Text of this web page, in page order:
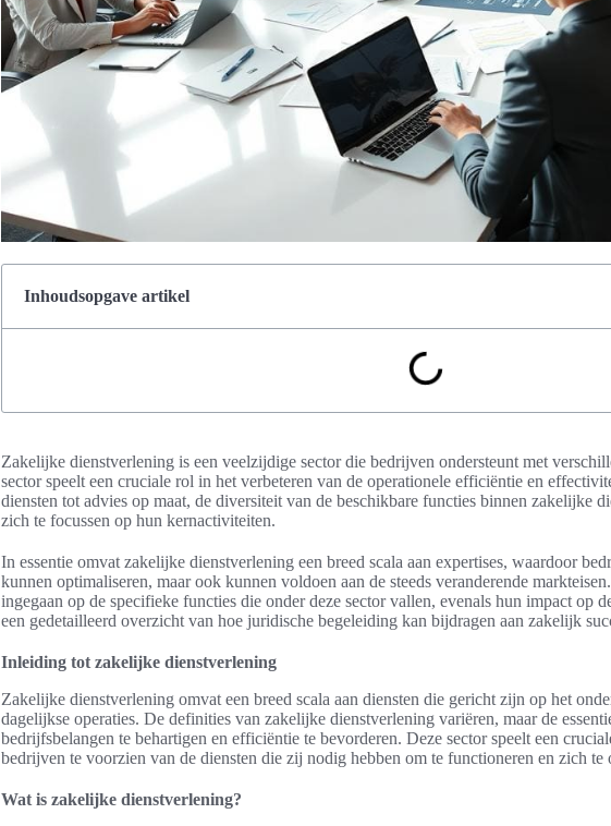
Inhoudsopgave artikel
Zakelijke dienstverlening is een veelzijdige sector die bedrijven ondersteunt met
sector speelt een cruciale rol in het verbeteren van de operationele efficiëntie en
diensten tot advies op maat, de diversiteit van de beschikbare functies binnen zakelijke
zich te focussen op hun kernactiviteiten.
In essentie omvat zakelijke dienstverlening een breed scala aan expertises, waardoor
kunnen optimaliseren, maar ook kunnen voldoen aan de steeds veranderende
ingegaan op de specifieke functies die onder deze sector vallen, evenals hun impact op
een gedetailleerd overzicht van hoe juridische begeleiding kan bijdragen aan zakelijk
Inleiding tot zakelijke dienstverlening
Zakelijke dienstverlening omvat een breed scala aan diensten die gericht zijn op het
dagelijkse operaties. De definities van zakelijke dienstverlening variëren, maar de
bedrijfsbelangen te behartigen en efficiëntie te bevorderen. Deze sector speelt een
bedrijven te voorzien van de diensten die zij nodig hebben om te functioneren en zich te
Wat is zakelijke dienstverlening?